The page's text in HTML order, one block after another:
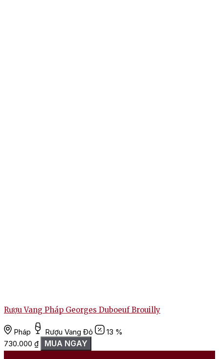
Rượu Vang Pháp Georges Duboeuf Brouilly
Pháp Rượu Vang Đỏ
13 %
730.000 ₫ MUA NGAY